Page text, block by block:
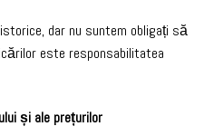
dar nu suntem obligați să
este responsabilitatea
și ale prețurilor